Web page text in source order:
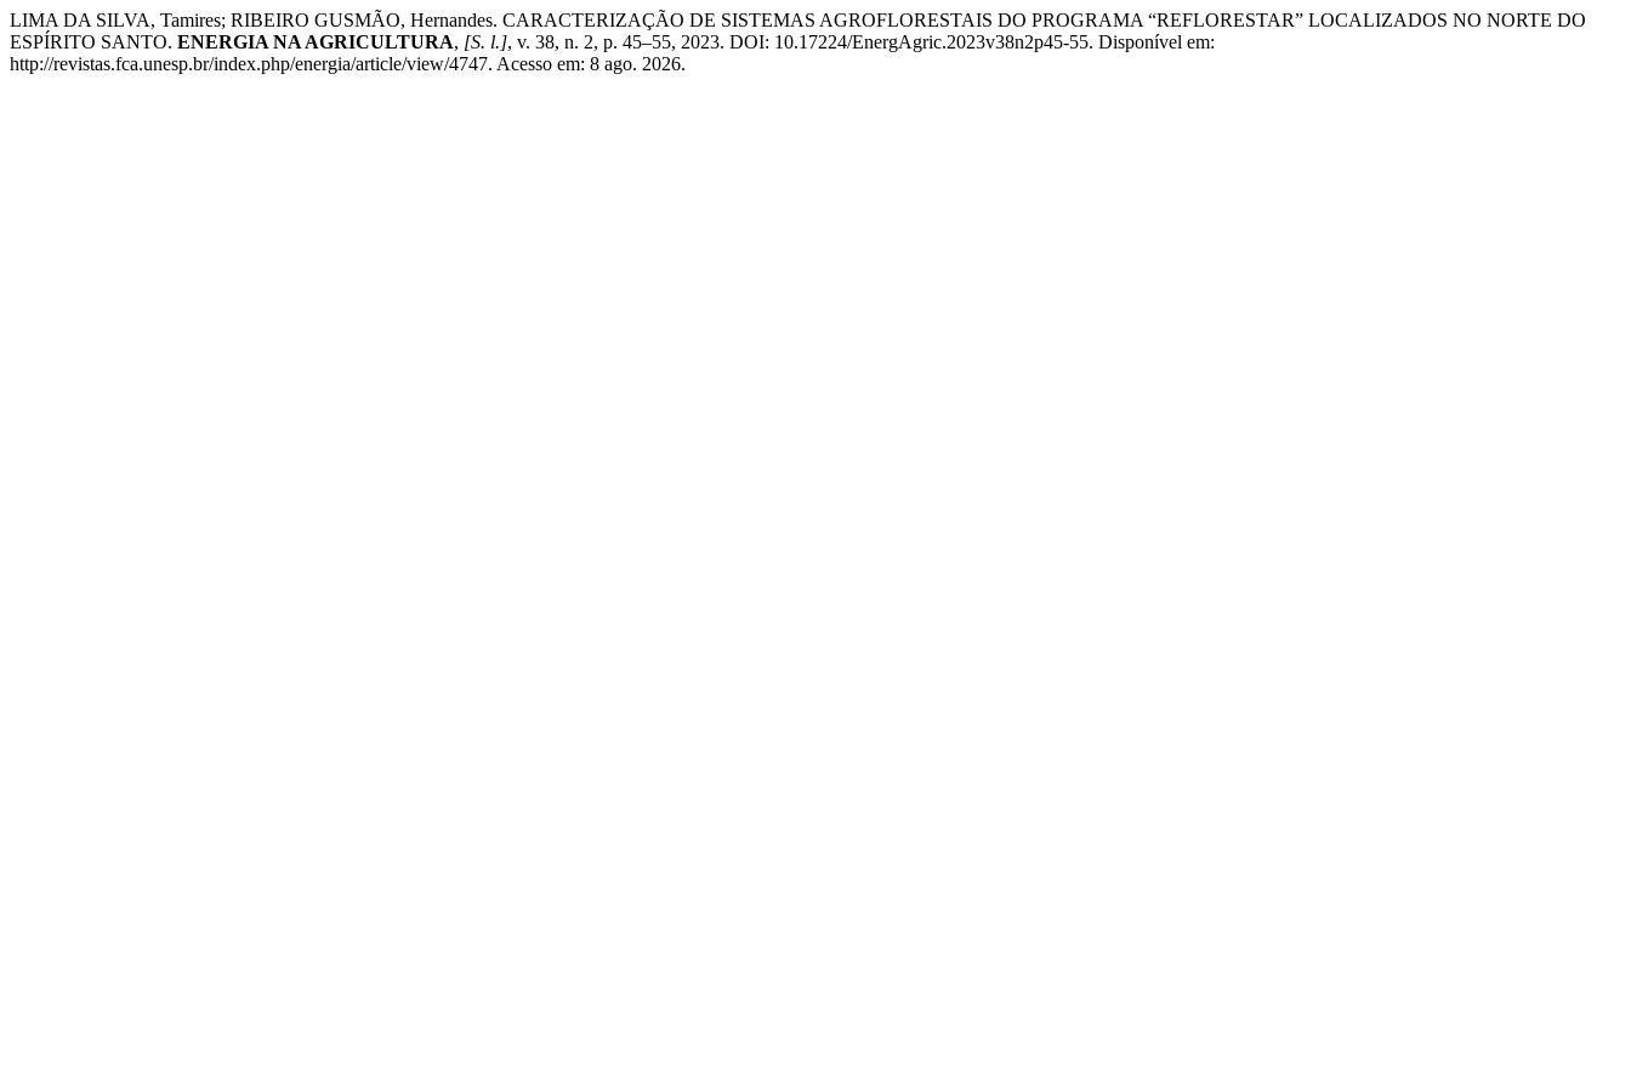
LIMA DA SILVA, Tamires; RIBEIRO GUSMÃO, Hernandes. CARACTERIZAÇÃO DE SISTEMAS AGROFLORESTAIS DO PROGRAMA “REFLORESTAR” LOCALIZADOS NO NORTE DO
ESPÍRITO SANTO. ENERGIA NA AGRICULTURA, [S. l.], v. 38, n. 2, p. 45–55, 2023. DOI: 10.17224/EnergAgric.2023v38n2p45-55. Disponível em:
http://revistas.fca.unesp.br/index.php/energia/article/view/4747. Acesso em: 8 ago. 2026.